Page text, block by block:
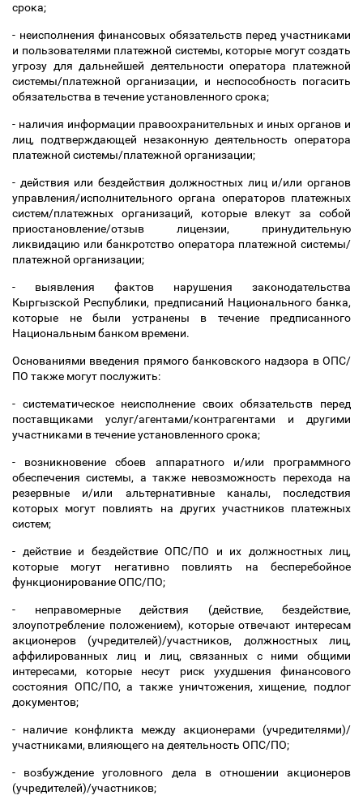
срока;
- неисполнения финансовых обязательств перед участниками
и пользователями платежной системы, которые могут создать
угрозу для дальнейшей деятельности оператора платежной
системы/платежной организации, и неспособность погасить
обязательства в течение установленного срока;
- наличия информации правоохранительных и иных органов и
лиц, подтверждающей незаконную деятельность оператора
платежной системы/платежной организации;
- действия или бездействия должностных лиц и/или органов
управления/исполнительного органа операторов платежных
систем/платежных организаций, которые влекут за собой
приостановление/отзыв лицензии, принудительную
ликвидацию или банкротство оператора платежной системы/
платежной организации;
- выявления фактов нарушения законодательства
Кыргызской Республики, предписаний Национального банка,
которые не были устранены в течение предписанного
Национальным банком времени.
Основаниями введения прямого банковского надзора в ОПС/
ПО также могут послужить:
- систематическое неисполнение своих обязательств перед
поставщиками услуг/агентами/контрагентами и другими
участниками в течение установленного срока;
- возникновение сбоев аппаратного и/или программного
обеспечения системы, а также невозможность перехода на
резервные и/или альтернативные каналы, последствия
которых могут повлиять на других участников платежных
систем;
- действие и бездействие ОПС/ПО и их должностных лиц,
которые могут негативно повлиять на бесперебойное
функционирование ОПС/ПО;
- неправомерные действия (действие, бездействие,
злоупотребление положением), которые отвечают интересам
акционеров (учредителей)/участников, должностных лиц,
аффилированных лиц и лиц, связанных с ними общими
интересами, которые несут риск ухудшения финансового
состояния ОПС/ПО, а также уничтожения, хищение, подлог
документов;
- наличие конфликта между акционерами (учредителями)/
участниками, влияющего на деятельность ОПС/ПО;
- возбуждение уголовного дела в отношении акционеров
(учредителей)/участников;